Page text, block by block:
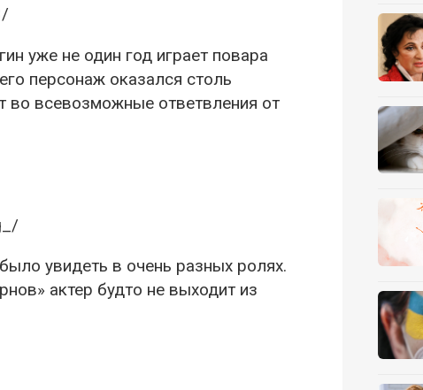
уже не один год играет повара
персонаж оказался столь
во всевозможные ответвления от
увидеть в очень разных ролях.
актер будто не выходит из